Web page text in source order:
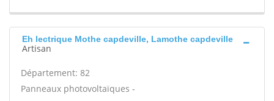
Eh lectrique Mothe capdeville, Lamothe capdeville
Artisan
Département: 82
Panneaux photovoltaïques -